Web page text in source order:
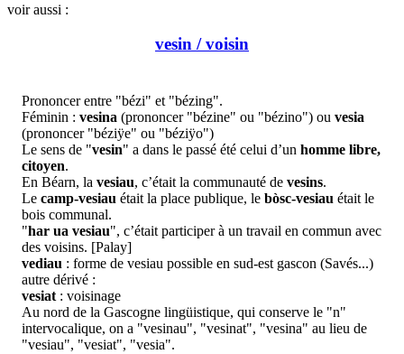
voir aussi :
vesin / voisin
Prononcer entre "bézi" et "bézing".
Féminin : vesina (prononcer "bézine" ou "bézino") ou vesia
(prononcer "béziÿe" ou "béziÿo")
Le sens de "vesin" a dans le passé été celui d’un homme libre,
citoyen.
En Béarn, la vesiau, c’était la communauté de vesins.
Le camp-vesiau était la place publique, le bòsc-vesiau était le
bois communal.
"har ua vesiau", c’était participer à un travail en commun avec
des voisins. [Palay]
vediau : forme de vesiau possible en sud-est gascon (Savés...)
autre dérivé :
vesiat : voisinage
Au nord de la Gascogne lingüistique, qui conserve le "n"
intervocalique, on a "vesinau", "vesinat", "vesina" au lieu de
"vesiau", "vesiat", "vesia".